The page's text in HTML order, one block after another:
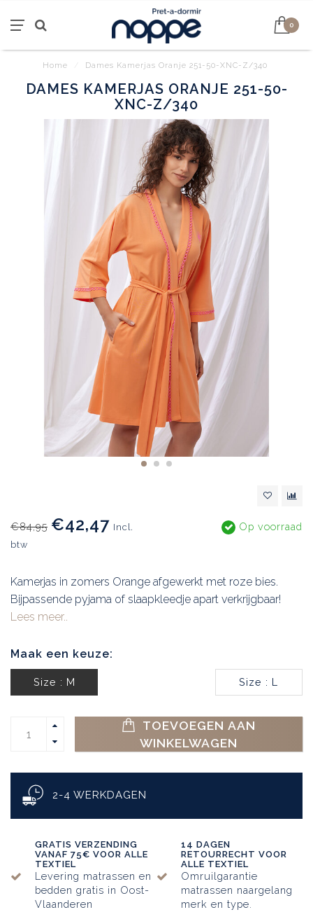
0
Home Dames Kamerjas Oranje 251-50-XNC-Z/340
DAMES KAMERJAS ORANJE 251-50-
XNC-Z/340
€84,95 €42,47 Incl.
btw
Op voorraad
Kamerjas in zomers Orange afgewerkt met roze bies.
Bijpassende pyjama of slaapkleedje apart verkrijgbaar!
Lees meer..
Maak een keuze:
Size : M Size : L
TOEVOEGEN AAN
WINKELWAGEN
2-4 WERKDAGEN
GRATIS VERZENDING
VANAF 75€ VOOR ALLE
TEXTIEL
Levering matrassen en
bedden gratis in Oost-
Vlaanderen
14 DAGEN
RETOURRECHT VOOR
ALLE TEXTIEL
Omruilgarantie
matrassen naargelang
merk en type.